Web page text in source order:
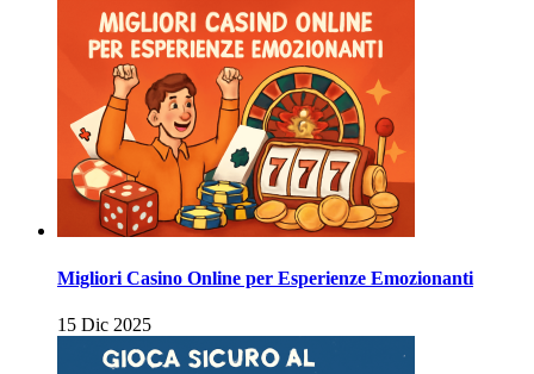
Migliori Casino Online per Esperienze Emozionanti
15 Dic 2025